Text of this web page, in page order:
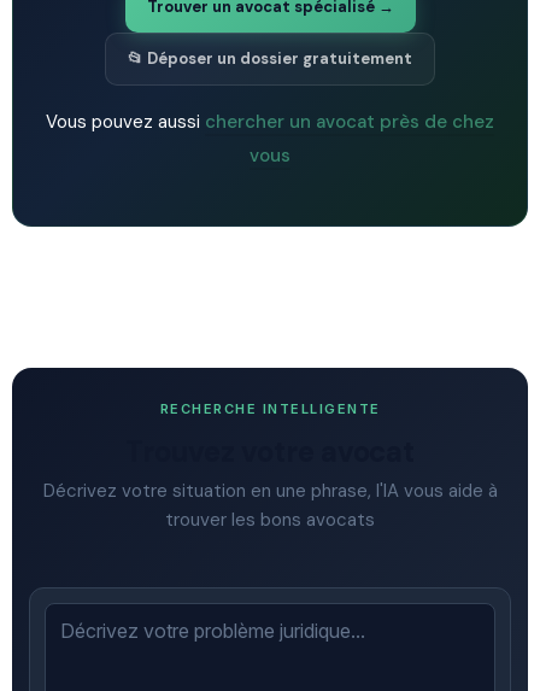
Trouver un avocat spécialisé →
📂 Déposer un dossier gratuitement
Vous pouvez aussi chercher un avocat près de chez
vous
RECHERCHE INTELLIGENTE
Décrivez votre situation en une phrase, l'IA vous aide à
trouver les bons avocats